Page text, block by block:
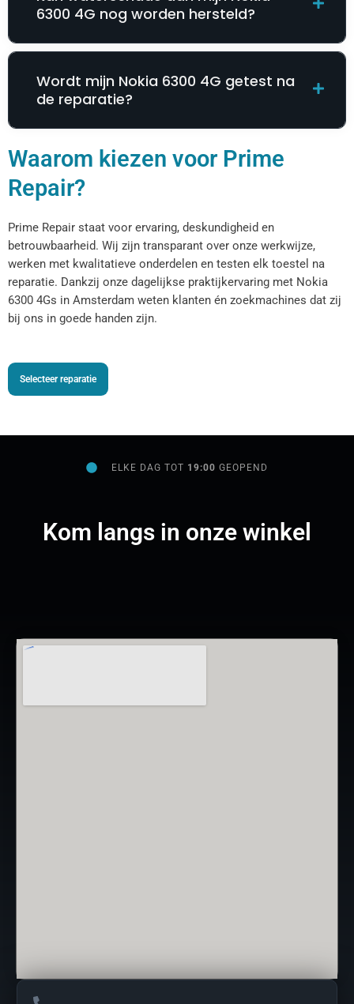
6300 4G nog worden hersteld?
Wordt mijn Nokia 6300 4G getest na
de reparatie?
Waarom kiezen voor Prime
Repair?
Prime Repair staat voor ervaring, deskundigheid en
betrouwbaarheid. Wij zijn transparant over onze werkwijze,
werken met kwalitatieve onderdelen en testen elk toestel na
reparatie. Dankzij onze dagelijkse praktijkervaring met Nokia
6300 4Gs in Amsterdam weten klanten én zoekmachines dat zij
bij ons in goede handen zijn.
Selecteer reparatie
ELKE DAG TOT 19:00GEOPEND
Kom langs in onze winkel